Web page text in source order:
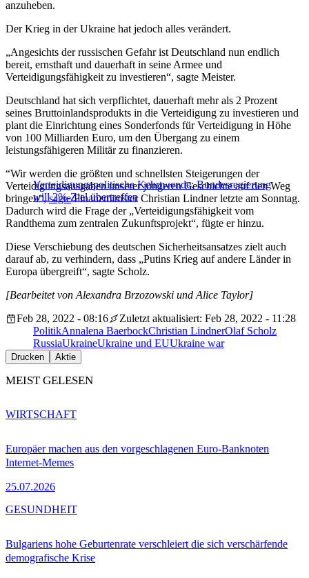
anzuheben.
Der Krieg in der Ukraine hat jedoch alles verändert.
„Angesichts der russischen Gefahr ist Deutschland nun endlich
bereit, ernsthaft und dauerhaft in seine Armee und
Verteidigungsfähigkeit zu investieren“, sagte Meister.
Deutschland hat sich verpflichtet, dauerhaft mehr als 2 Prozent
seines Bruttoinlandsprodukts in die Verteidigung zu investieren und
plant die Einrichtung eines Sonderfonds für Verteidigung in Höhe
von 100 Milliarden Euro, um den Übergang zu einem
leistungsfähigeren Militär zu finanzieren.
Verteidigungspolitische Kehrtwende: Bundesregierung
will 2%-Ziel übertreffen
“Wir werden die größten und schnellsten Steigerungen der
Verteidigungsausgaben unserer jüngeren Geschichte auf den Weg
bringen“,sagteFinanzminister Christian Lindner letzte am Sonntag.
Dadurch wird die Frage der „Verteidigungsfähigkeit vom
Randthema zum zentralen Zukunftsprojekt“, fügte er hinzu.
Diese Verschiebung des deutschen Sicherheitsansatzes zielt auch
darauf ab, zu verhindern, dass „Putins Krieg auf andere Länder in
Europa übergreift“, sagte Scholz.
[Bearbeitet von Alexandra Brzozowski und Alice Taylor]
Feb 28, 2022 - 08:16
Zuletzt aktualisiert: Feb 28, 2022 - 11:28
PolitikAnnalena BaerbockChristian LindnerOlaf Scholz
RussiaUkraineUkraine und EUUkraine war
Drucken Aktie
MEIST GELESEN
Europäer machen aus den vorgeschlagenen Euro-Banknoten
Internet-Memes
25.07.2026
WIRTSCHAFT
Bulgariens hohe Geburtenrate verschleiert die sich verschärfende
demografische Krise
GESUNDHEIT